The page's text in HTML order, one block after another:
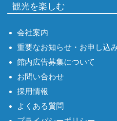
会社案内
重要なお知らせ・お申し込
館内広告募集について
お問い合わせ
採用情報
よくある質問
観光を楽しむ